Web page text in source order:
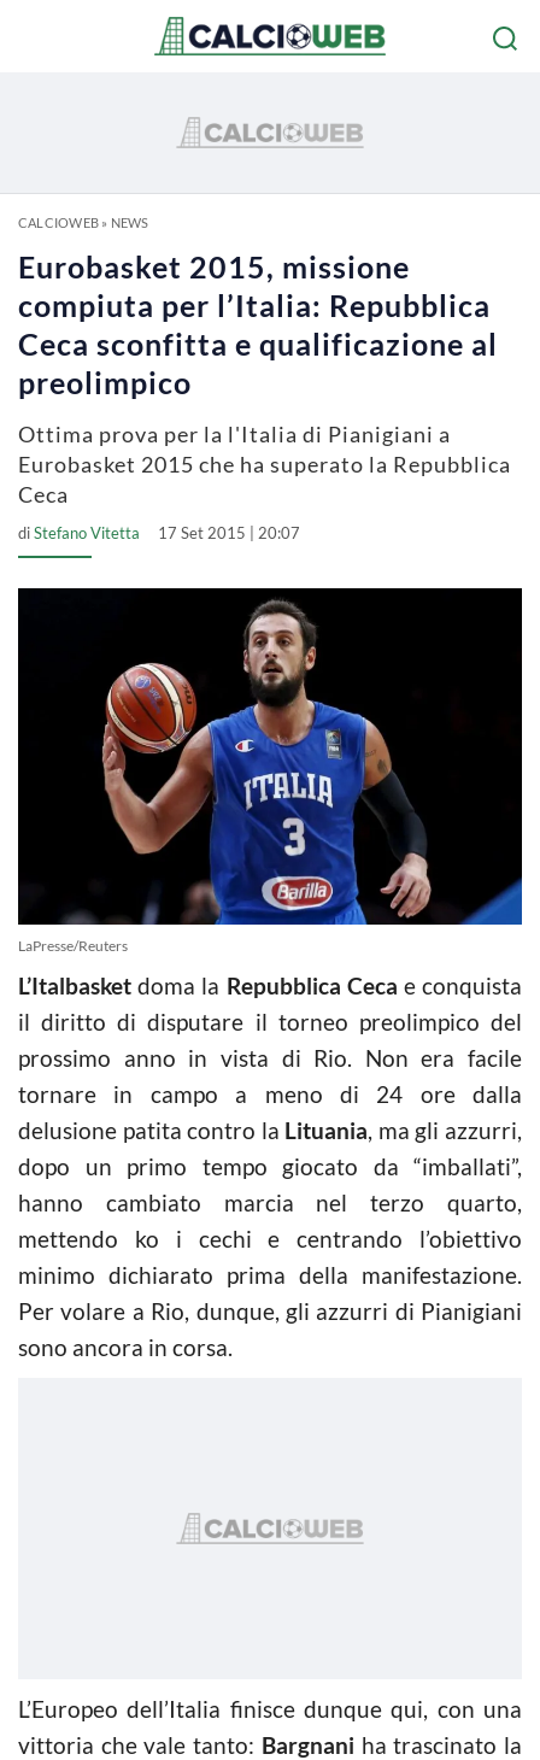
CALCIOWEB» NEWS
Eurobasket 2015, missione
compiuta per l’Italia: Repubblica
Ceca sconfitta e qualificazione al
preolimpico
Ottima prova per la l'Italia di Pianigiani a
Eurobasket 2015 che ha superato la Repubblica
Ceca
diStefano Vitetta 17 Set 2015 | 20:07
LaPresse/Reuters
L’Italbasket doma la Repubblica Ceca e conquista
il diritto di disputare il torneo preolimpico del
prossimo anno in vista di Rio. Non era facile
tornare in campo a meno di 24 ore dalla
delusione patita contro la Lituania, ma gli azzurri,
dopo un primo tempo giocato da “imballati”,
hanno cambiato marcia nel terzo quarto,
mettendo ko i cechi e centrando l’obiettivo
minimo dichiarato prima della manifestazione.
Per volare a Rio, dunque, gli azzurri di Pianigiani
sono ancora in corsa.
L’Europeo dell’Italia finisce dunque qui, con una
vittoria che vale tanto: Bargnani ha trascinato la